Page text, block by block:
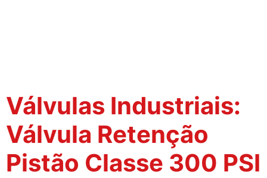
Válvulas Industriais:
Válvula Retenção
Pistão Classe 300 PSI